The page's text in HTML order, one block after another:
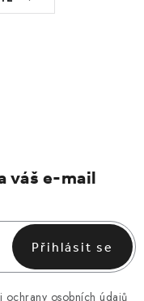
váš e-mail
ochrany osobních údajů
Přihlásit se